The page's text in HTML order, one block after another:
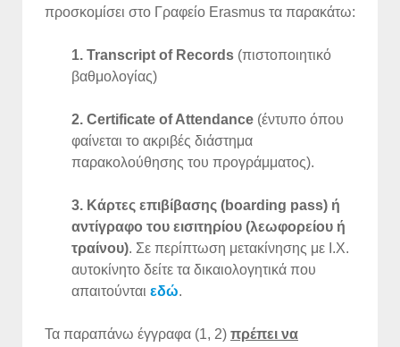
προσκομίσει στο Γραφείο Erasmus τα παρακάτω:
1. Transcript of Records (πιστοποιητικό
βαθμολογίας)
2. Certificate of Attendance (έντυπο όπου
φαίνεται το ακριβές διάστημα
παρακολούθησης του προγράμματος).
3. Κάρτες επιβίβασης (boarding pass) ή
αντίγραφο του εισιτηρίου (λεωφορείου ή
τραίνου). Σε περίπτωση μετακίνησης με Ι.Χ.
αυτοκίνητο δείτε τα δικαιολογητικά που
απαιτούνται εδώ.
Τα παραπάνω έγγραφα (1, 2) πρέπει να